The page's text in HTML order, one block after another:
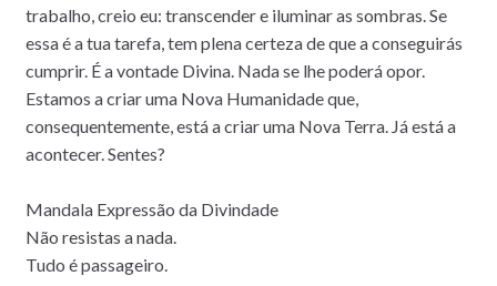
trabalho, creio eu: transcender e iluminar as sombras. Se
essa é a tua tarefa, tem plena certeza de que a conseguirás
cumprir. É a vontade Divina. Nada se lhe poderá opor.
Estamos a criar uma Nova Humanidade que,
consequentemente, está a criar uma Nova Terra. Já está a
acontecer. Sentes?
Mandala Expressão da Divindade
Não resistas a nada.
Tudo é passageiro.